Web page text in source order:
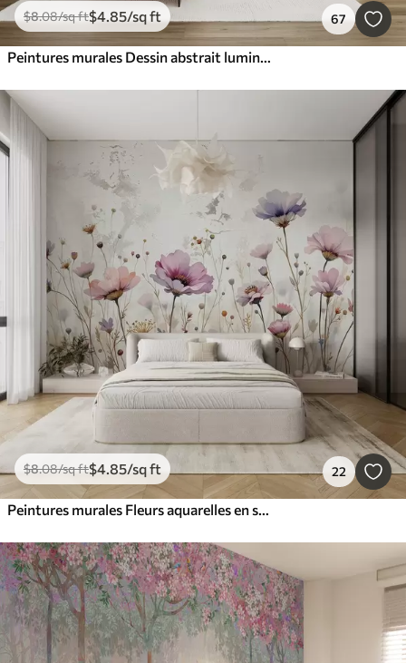
$8.08/sq ft$4.85/sq ft 67
Peintures murales Dessin abstrait lumineux
$8.08/sq ft$4.85/sq ft 22
Peintures murales Fleurs aquarelles en style grunge